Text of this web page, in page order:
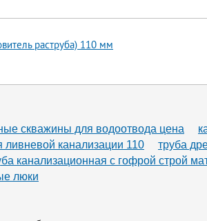
раструба) 110 мм
скважины для водоотвода цена
ливневой канализации 110
труба
канализационная с гофрой строй
люки